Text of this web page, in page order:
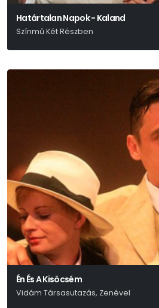
Határtalan Napok - Kaland
Színmű Két Részben
Én És A Kisöcsém
Vidám Társasutazás, Zenével